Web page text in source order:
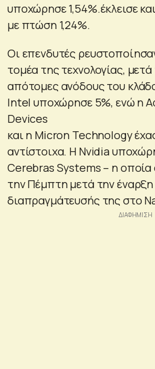
υποχώρησε 1,54%.έκλεισε
με πτώση 1,24%.
Οι επενδυτές
τομέα της τεχνολογίας,
απότομες ανόδους του
Intel υποχώρησε 5%, ενώ η
Devices
και η Micron Technology
αντίστοιχα. Η Nvidia
Cerebras Systems – η οποία
την Πέμπτη μετά την
διαπραγμάτευσής της στο